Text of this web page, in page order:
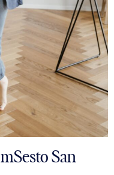
San